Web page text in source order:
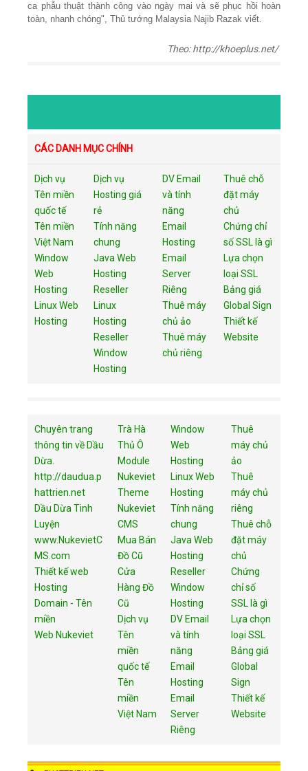
ca phẫu thuật thành công vào ngày mai và sẽ phục hồi hoàn
toàn, nhanh chóng", Thủ tướng Malaysia Najib Razak viết.
Theo: http://khoeplus.net/
CÁC DANH MỤC CHÍNH
Dịch vụ
Tên miền
quốc tế
Tên miền
Việt Nam
Window
Web
Hosting
Linux Web
Hosting
Dịch vụ
Hosting giá
rẻ
Tính năng
chung
Java Web
Hosting
Reseller
Linux
Hosting
Reseller
Window
Hosting
DV Email
và tính
năng
Email
Hosting
Email
Server
Riêng
Thuê máy
chủ ảo
Thuê máy
chủ riêng
Thuê chỗ
đặt máy
chủ
Chứng chỉ
số SSL là gì
Lựa chọn
loại SSL
Bảng giá
Global Sign
Thiết kế
Website
Chuyên trang
thông tin về Dầu
Dừa.
http://daudua.p
hattrien.net
Dầu Dừa Tinh
Luyện
www.NukevietC
MS.com
Thiết kế web
Hosting
Domain - Tên
miền
Web Nukeviet
Trà Hà
Thủ Ô
Module
Nukeviet
Theme
Nukeviet
CMS
Mua Bán
Đồ Cũ
Cửa
Hàng Đồ
Cũ
Dịch vụ
Tên
miền
quốc tế
Tên
miền
Việt Nam
Window
Web
Hosting
Linux Web
Hosting
Tính năng
chung
Java Web
Hosting
Reseller
Window
Hosting
DV Email
và tính
năng
Email
Hosting
Email
Server
Riêng
Thuê
máy chủ
ảo
Thuê
máy chủ
riêng
Thuê chỗ
đặt máy
chủ
Chứng
chỉ số
SSL là gì
Lựa chọn
loại SSL
Bảng giá
Global
Sign
Thiết kế
Website